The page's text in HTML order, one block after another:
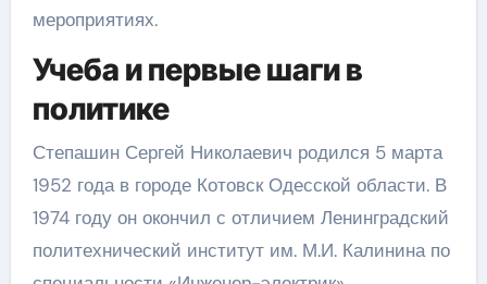
мероприятиях.
Учеба и первые шаги в
политике
Степашин Сергей Николаевич родился 5 марта
1952 года в городе Котовск Одесской области. В
1974 году он окончил с отличием Ленинградский
политехнический институт им. М.И. Калинина по